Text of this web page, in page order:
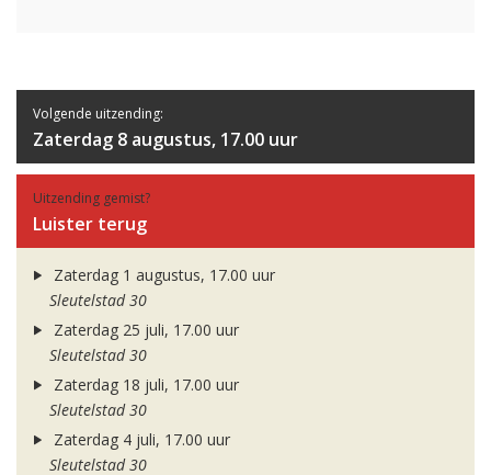
Volgende uitzending:
Zaterdag 8 augustus, 17.00 uur
Uitzending gemist?
Luister terug
Zaterdag 1 augustus, 17.00 uur
Sleutelstad 30
Zaterdag 25 juli, 17.00 uur
Sleutelstad 30
Zaterdag 18 juli, 17.00 uur
Sleutelstad 30
Zaterdag 4 juli, 17.00 uur
Sleutelstad 30